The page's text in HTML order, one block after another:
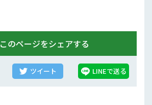
このページをシェアする
ツイート LINEで送る